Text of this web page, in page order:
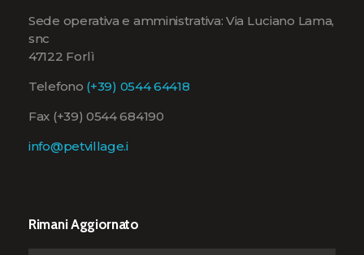
Sede operativa e amministrativa: Via Luciano Lama,
snc
47122 Forlì
Telefono (+39) 0544 64418
Fax (+39) 0544 684190
info@petvillage.i
Rimani Aggiornato